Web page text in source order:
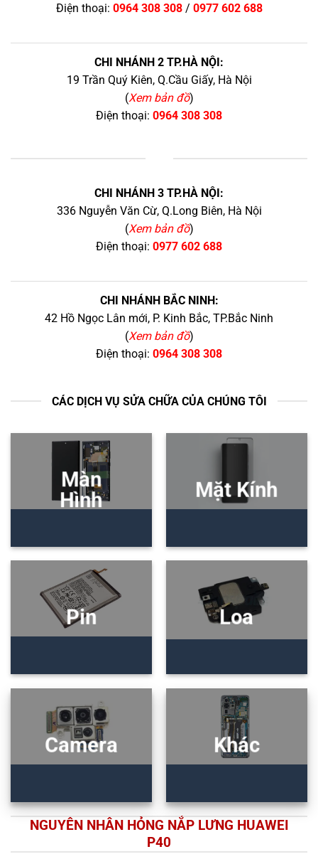
Điện thoại: 0964 308 308/ 0977 602 688
CHI NHÁNH 2 TP.HÀ NỘI:
19 Trần Quý Kiên, Q.Cầu Giấy, Hà Nội
(Xem bản đồ)
Điện thoại: 0964 308 308
CHI NHÁNH 3 TP.HÀ NỘI:
336 Nguyễn Văn Cừ, Q.Long Biên, Hà Nội
(Xem bản đồ)
Điện thoại: 0977 602 688
CHI NHÁNH BẮC NINH:
42 Hồ Ngọc Lân mới, P. Kinh Bắc, TP.Bắc Ninh
(Xem bản đồ)
Điện thoại: 0964 308 308
CÁC DỊCH VỤ SỬA CHỮA CỦA CHÚNG TÔI
Màn
Hình
Mặt Kính
Pin Loa
Camera Khác
NGUYÊN NHÂN HỎNG NẮP LƯNG HUAWEI
P40